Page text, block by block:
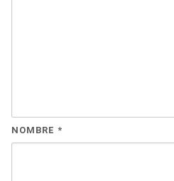
NOMBRE *